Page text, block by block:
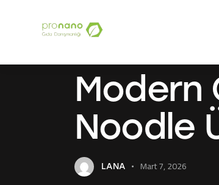
Modern
Noodle
LANA Mart 7, 2026